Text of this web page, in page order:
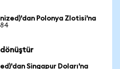
Polonya Zlotisi'na
dönüştür
Singapur Doları'na